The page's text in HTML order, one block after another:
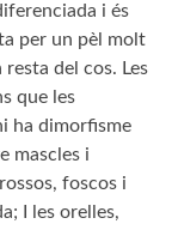
i és
per un pèl molt
resta del cos. Les
que les
ha dimorfisme
mascles i
foscos i
I les orelles,